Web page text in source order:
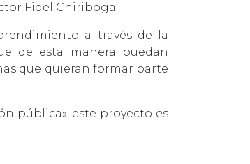
Fidel Chiriboga.
a través de la
de esta manera puedan
que quieran formar parte
pública», este proyecto es